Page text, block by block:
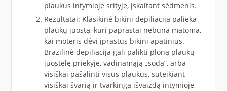
plaukus intymioje srityje, įskaitant sėdmenis.
Rezultatai: Klasikinė bikini depiliacija palieka
plaukų juostą, kuri paprastai nebūna matoma,
kai moteris dėvi įprastus bikini apatinius.
Brazilinė depiliacija gali palikti ploną plaukų
juostelę priekyje, vadinamąją „sodą”, arba
visiškai pašalinti visus plaukus, suteikiant
visiškai švarią ir tvarkingą išvaizdą intymioje